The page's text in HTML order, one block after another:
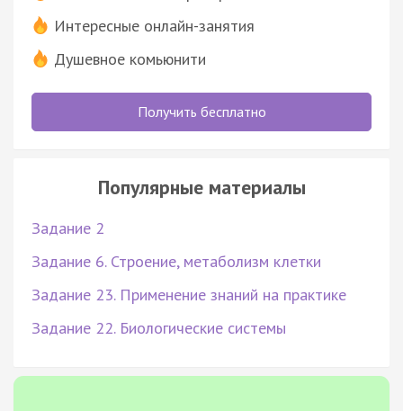
Интересные онлайн-занятия
Душевное комьюнити
Получить бесплатно
Популярные материалы
Задание 2
Задание 6. Строение, метаболизм клетки
Задание 23. Применение знаний на практике
Задание 22. Биологические системы